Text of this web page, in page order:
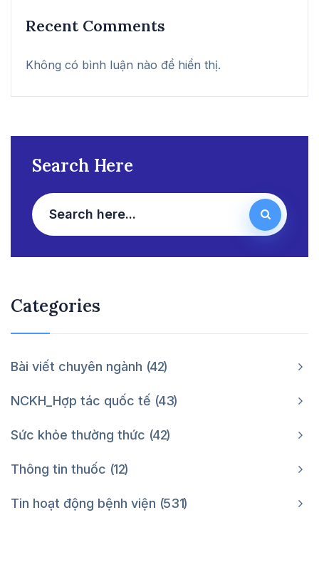
Recent Comments
Không có bình luận nào để hiển thị.
Search Here
Categories
Bài viết chuyên ngành 42
NCKH_Hợp tác quốc tế 43
Sức khỏe thường thức 42
Thông tin thuốc 12
Tin hoạt động bệnh viện 531